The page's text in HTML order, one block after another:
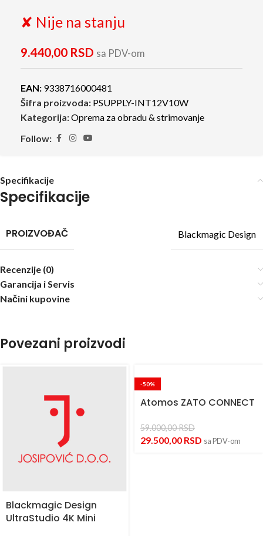
✘ Nije na stanju
9.440,00 RSD sa PDV-om
EAN: 9338716000481
Šifra proizvoda: PSUPPLY-INT12V10W
Kategorija:Oprema za obradu & strimovanje
Follow:
Specifikacije
Specifikacije
PROIZVOĐAČ Blackmagic Design
Recenzije (0)
Garancija i Servis
Načini kupovine
Povezani proizvodi
Blackmagic Design
UltraStudio 4K Mini
-50%
Atomos ZATO CONNECT
59.000,00RSD
29.500,00 RSD sa PDV-om